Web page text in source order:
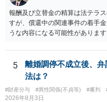
報酬及び立替金の精算は法テラ
すが、償還中の関連事件の着手
うな内容になる可能性がありま
情によって対応が違いますので
実です。
5
離婚調停不成立後、
法は？
#財産分与 #異性関係(不貞等) #審判
2026年8月3日